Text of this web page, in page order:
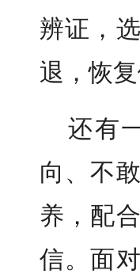
辨证，
退，恢
还有
向、不
养，配
信。面